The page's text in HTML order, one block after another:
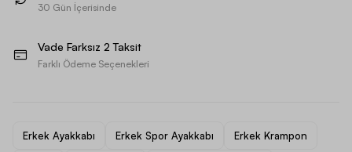
30 Gün İçerisinde
Vade Farksız 2 Taksit
Farklı Ödeme Seçenekleri
Erkek Ayakkabı Erkek Spor Ayakkabı Erkek Krampon